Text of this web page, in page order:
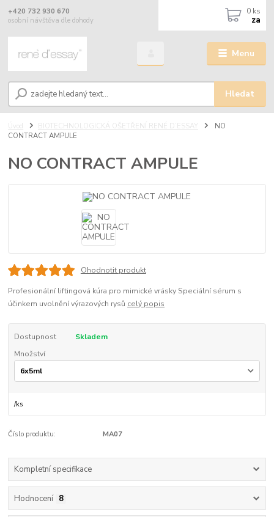
Menu
Hledat
+420 732 930 670
osobní návštěva dle dohody
0 ks
za
Úvod BIOTECHNOLOGICKÁ OŠETŘENÍ RENÉ D’ESSAY
NO
CONTRACT AMPULE
NO CONTRACT AMPULE
Ohodnotit produkt
Profesionální liftingová kúra pro mimické vrásky Speciální sérum s
účinkem uvolnění výrazových rysů celý popis
Dostupnost
Skladem
Množství
/ks
Číslo produktu: MA07
Kompletní specifikace
Hodnocení 8